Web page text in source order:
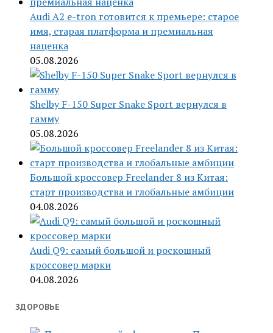
Audi A2 e-tron готовится к премьере: старое
имя, старая платформа и премиальная
наценка
05.08.2026
Shelby F-150 Super Snake Sport вернулся в
гамму
05.08.2026
Большой кроссовер Freelander 8 из Китая:
старт производства и глобальные амбиции
04.08.2026
Audi Q9: самый большой и роскошный
кроссовер марки
04.08.2026
ЗДОРОВЬЕ